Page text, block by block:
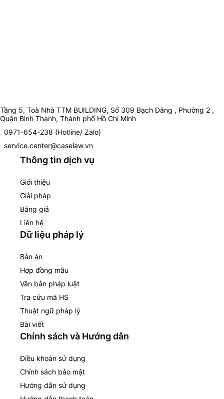
Tầng 5, Toà Nhà TTM BUILDING, Số 309 Bạch Đằng , Phường 2 ,
Quận Bình Thạnh, Thành phố Hồ Chí Minh
0971-654-238 (Hotline/ Zalo)
service.center@caselaw.vn
Thông tin dịch vụ
Giới thiệu
Giải pháp
Bảng giá
Liên hệ
Dữ liệu pháp lý
Bản án
Hợp đồng mẫu
Văn bản pháp luật
Tra cứu mã HS
Thuật ngữ pháp lý
Bài viết
Chính sách và Hướng dẫn
Điều khoản sử dụng
Chính sách bảo mật
Hướng dẫn sử dụng